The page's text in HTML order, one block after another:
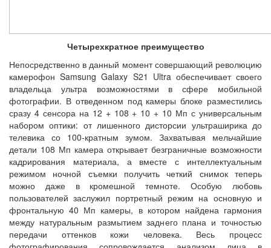
Четырехкратное преимущество
Непосредственно в данный момент совершающий революцию
камерофон Samsung Galaxy S21 Ultra обеспечивает своего
владельца ультра возможностями в сфере мобильной
фотографии. В отведенном под камеры блоке разместились
сразу 4 сенсора на 12 + 108 + 10 + 10 Мп с универсальным
набором оптики: от лишенного дисторсии ультраширика до
телевика со 100-кратным зумом. Захватывая мельчайшие
детали 108 Мп камера открывает безграничные возможности
кадрирования материала, а вместе с интеллектуальным
режимом ночной съемки получить четкий снимок теперь
можно даже в кромешной темноте. Особую любовь
пользователей заслужил портретный режим на основную и
фронтальную 40 Мп камеры, в котором найдена гармония
между натуральным размытием заднего плана и точностью
передачи оттенков кожи человека. Весь процесс